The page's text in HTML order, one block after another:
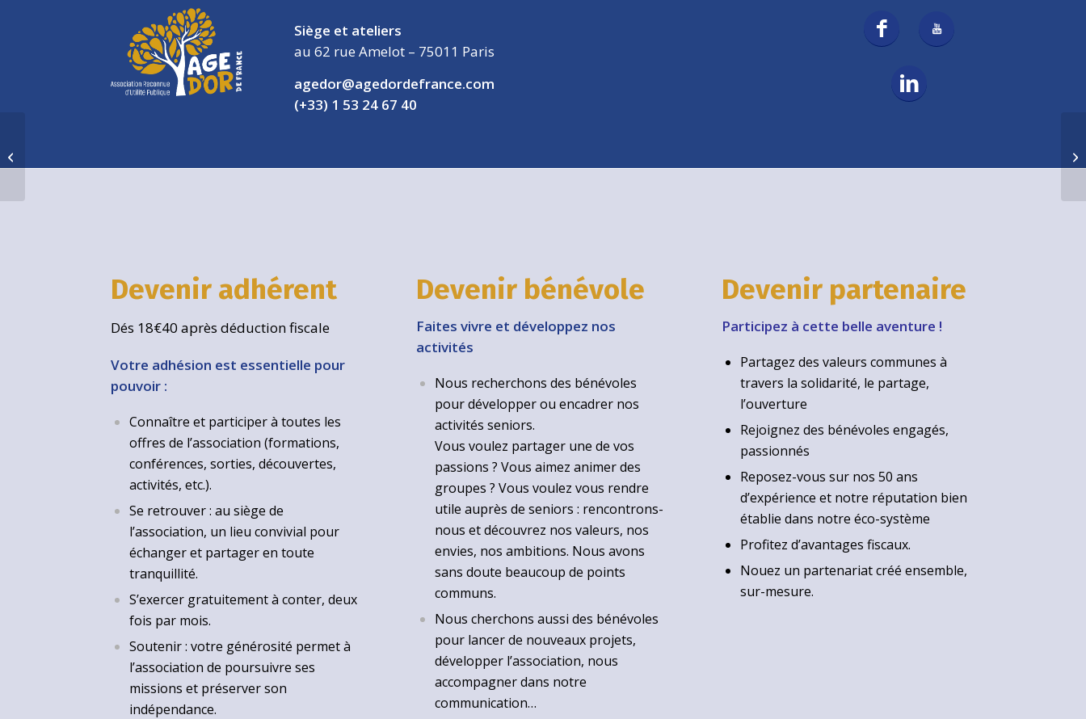
Siège et ateliers
au 62 rue Amelot – 75011 Paris
agedor@agedordefrance.com
(+33) 1 53 24 67 40
Devenir adhérent
Dés 18€40 après déduction fiscale
Votre adhésion est essentielle pour
pouvoir :
Connaître et participer à toutes les
offres de l’association (formations,
conférences, sorties, découvertes,
activités, etc.).
Se retrouver : au siège de
l’association, un lieu convivial pour
échanger et partager en toute
tranquillité.
S’exercer gratuitement à conter, deux
fois par mois.
Soutenir : votre générosité permet à
l’association de poursuivre ses
missions et préserver son
indépendance.
Devenir bénévole
Faites vivre et développez nos
activités
Nous recherchons des bénévoles
pour développer ou encadrer nos
activités seniors.
Vous voulez partager une de vos
passions ? Vous aimez animer des
groupes ? Vous voulez vous rendre
utile auprès de seniors : rencontrons-
nous et découvrez nos valeurs, nos
envies, nos ambitions. Nous avons
sans doute beaucoup de points
communs.
Nous cherchons aussi des bénévoles
pour lancer de nouveaux projets,
développer l’association, nous
accompagner dans notre
communication…
Devenir partenaire
Participez à cette belle aventure !
Partagez des valeurs communes à
travers la solidarité, le partage,
l’ouverture
Rejoignez des bénévoles engagés,
passionnés
Reposez-vous sur nos 50 ans
d’expérience et notre réputation bien
établie dans notre éco-système
Profitez d’avantages fiscaux.
Nouez un partenariat créé ensemble,
sur-mesure.